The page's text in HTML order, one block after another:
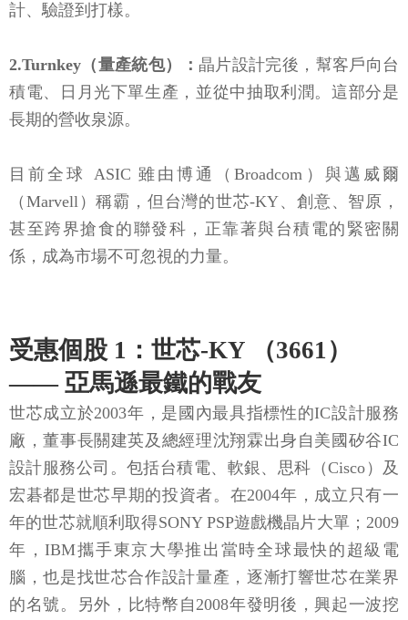
計、驗證到打樣。
2.Turnkey（量產統包）： 晶片設計完後，幫客戶向台
積電、日月光下單生產，並從中抽取利潤。這部分是
長期的營收泉源。
目前全球 ASIC 雖由博通（Broadcom）與邁威爾
（Marvell）稱霸，但台灣的世芯-KY、創意、智原，
甚至跨界搶食的聯發科，正靠著與台積電的緊密關
係，成為市場不可忽視的力量。
受惠個股 1：世芯-KY （3661）
—— 亞馬遜最鐵的戰友
世芯成立於2003年，是國內最具指標性的IC設計服務
廠，董事長關建英及總經理沈翔霖出身自美國矽谷IC
設計服務公司。包括台積電、軟銀、思科（Cisco）及
宏碁都是世芯早期的投資者。在2004年，成立只有一
年的世芯就順利取得SONY PSP遊戲機晶片大單；2009
年，IBM攜手東京大學推出當時全球最快的超級電
腦，也是找世芯合作設計量產，逐漸打響世芯在業界
的名號。另外，比特幣自2008年發明後，興起一波挖